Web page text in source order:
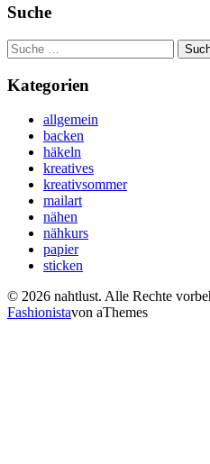
Suche
Suche
nach:
Kategorien
allgemein
backen
häkeln
kreatives
kreativsommer
mailart
nähen
nähkurs
papier
sticken
© 2026 nahtlust. Alle Rechte
Fashionistavon aThemes